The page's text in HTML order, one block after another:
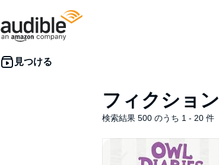
フィクション
検索結果 500 のうち 1 - 20 件